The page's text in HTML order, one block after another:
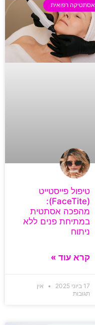
אסתטיקה רפואית
טיפול פייסטייט
(FaceTite):
מהפכה אסתטית
במתיחת פנים ללא
ניתוח
קרא עוד »
17 ביוני 2025
אין
תגובות